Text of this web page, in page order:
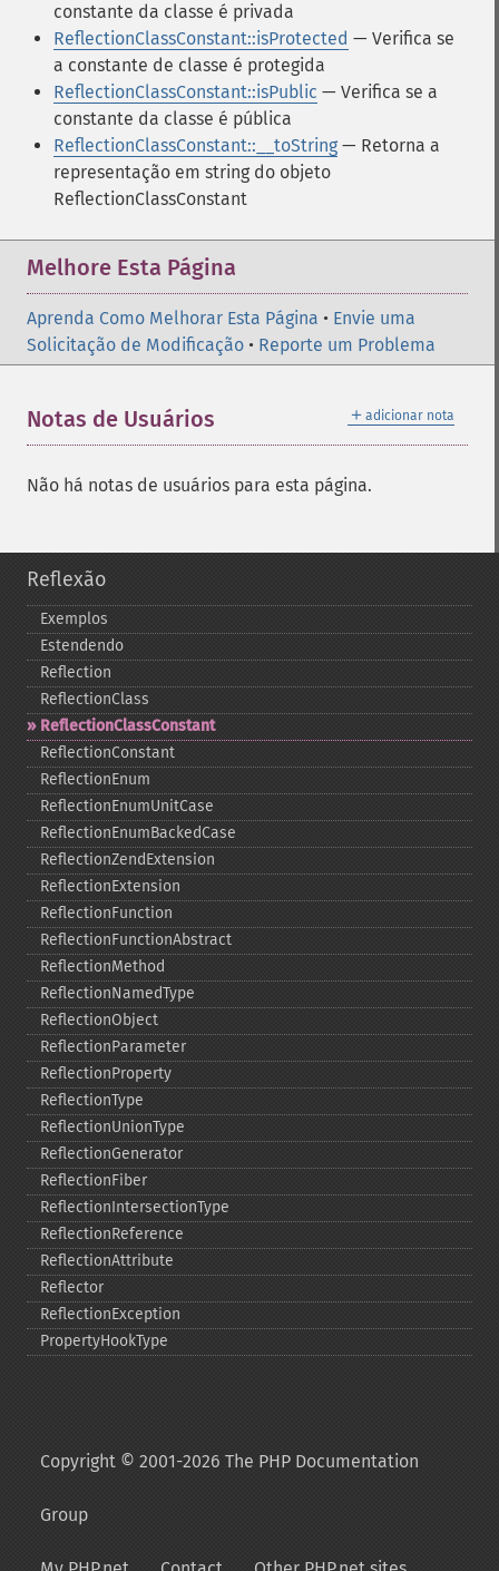
constante da classe é privada
ReflectionClassConstant::isProtected — Verifica se
a constante de classe é protegida
ReflectionClassConstant::isPublic — Verifica se a
constante da classe é pública
ReflectionClassConstant::__toString — Retorna a
representação em string do objeto
ReflectionClassConstant
Melhore Esta Página
Aprenda Como Melhorar Esta Página • Envie uma
Solicitação de Modificação • Reporte um Problema
＋ adicionar nota
Notas de Usuários
Não há notas de usuários para esta página.
Reflexão
Exemplos
Estendendo
Reflection
ReflectionClass
ReflectionClassConstant
ReflectionConstant
ReflectionEnum
ReflectionEnumUnitCase
ReflectionEnumBackedCase
ReflectionZendExtension
ReflectionExtension
ReflectionFunction
ReflectionFunctionAbstract
ReflectionMethod
ReflectionNamedType
ReflectionObject
ReflectionParameter
ReflectionProperty
ReflectionType
ReflectionUnionType
ReflectionGenerator
ReflectionFiber
ReflectionIntersectionType
ReflectionReference
ReflectionAttribute
Reflector
ReflectionException
PropertyHookType
Copyright © 2001-2026 The PHP Documentation
Group